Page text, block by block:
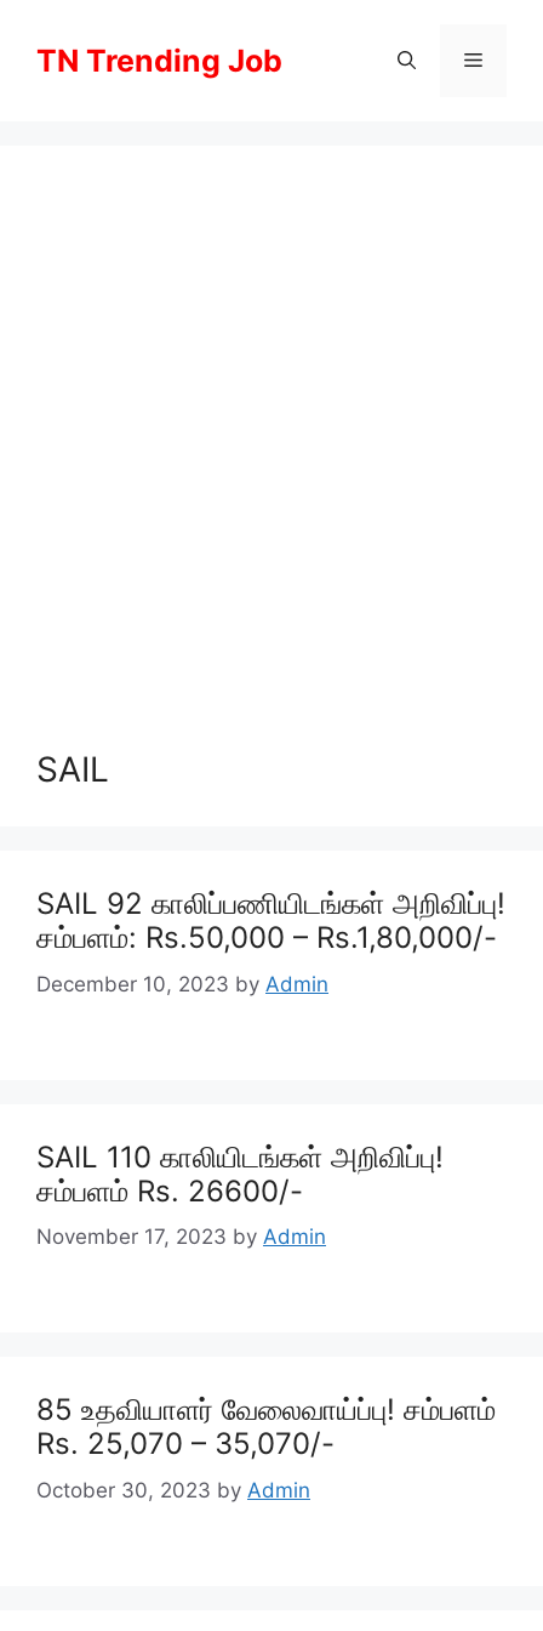
contentTN Trending Job Menu
SAIL
SAIL 92 காலிப்பணியிடங்கள் அறிவிப்பு!
சம்பளம்: Rs.50,000 – Rs.1,80,000/-
December 10, 2023 by Admin
SAIL 110 காலியிடங்கள் அறிவிப்பு!
சம்பளம் Rs. 26600/-
November 17, 2023 by Admin
85 உதவியாளர் வேலைவாய்ப்பு! சம்பளம்
Rs. 25,070 – 35,070/-
October 30, 2023 by Admin